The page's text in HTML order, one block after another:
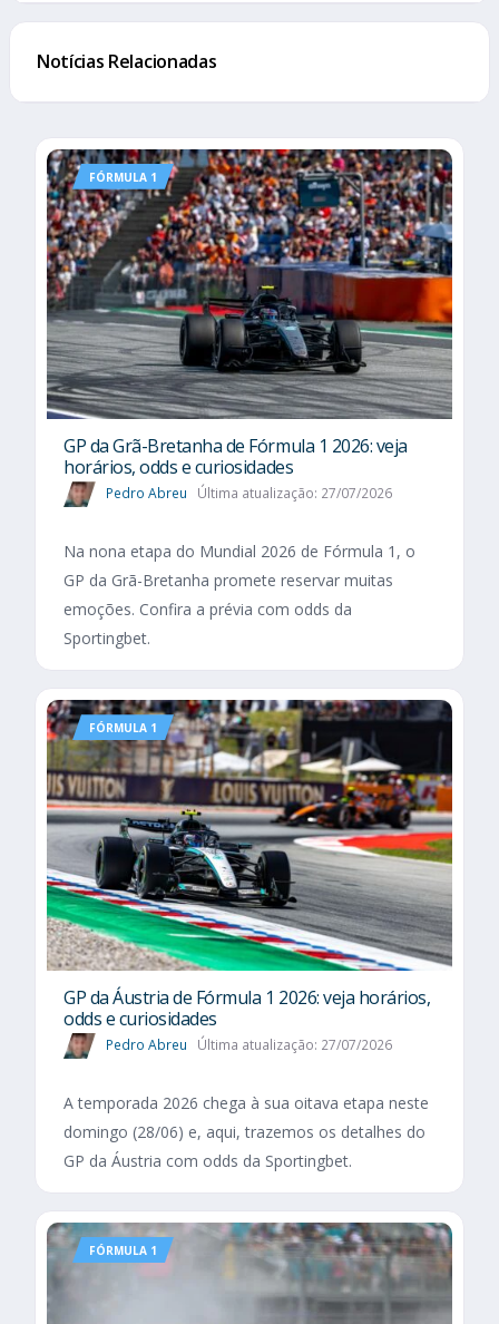
Notícias Relacionadas
FÓRMULA 1
GP da Grã-Bretanha de Fórmula 1 2026: veja
horários, odds e curiosidades
Pedro Abreu Última atualização: 27/07/2026
Na nona etapa do Mundial 2026 de Fórmula 1, o
GP da Grã-Bretanha promete reservar muitas
emoções. Confira a prévia com odds da
Sportingbet.
FÓRMULA 1
GP da Áustria de Fórmula 1 2026: veja horários,
odds e curiosidades
Pedro Abreu Última atualização: 27/07/2026
A temporada 2026 chega à sua oitava etapa neste
domingo (28/06) e, aqui, trazemos os detalhes do
GP da Áustria com odds da Sportingbet.
FÓRMULA 1